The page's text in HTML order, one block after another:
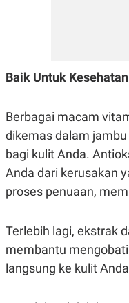
Baik Untuk
Berbagai macam
dikemas dalam
bagi kulit Anda.
Anda dari kerusakan
proses penuaan,
Terlebih lagi, ekstrak
membantu
langsung ke kulit